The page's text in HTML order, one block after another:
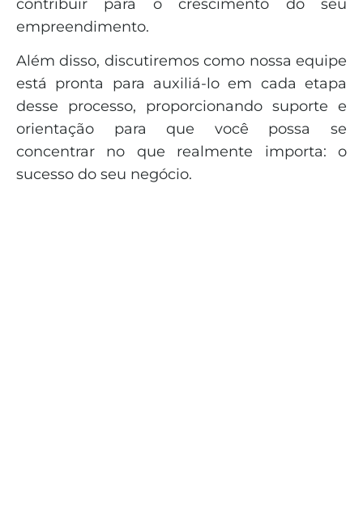
contribuir para o crescimento do seu
empreendimento.
Além disso, discutiremos como nossa equipe
está pronta para auxiliá-lo em cada etapa
desse processo, proporcionando suporte e
orientação para que você possa se
concentrar no que realmente importa: o
sucesso do seu negócio.